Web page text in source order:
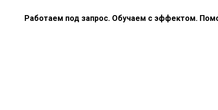
Работаем под запрос. Обучаем с эффектом.